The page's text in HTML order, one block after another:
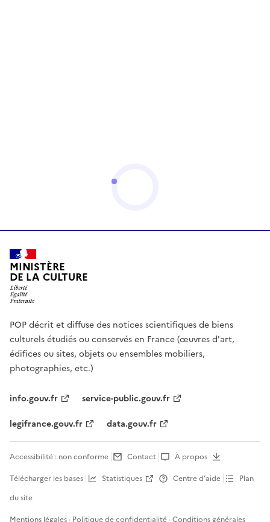
MINISTÈRE
DE LA CULTURE
POP décrit et diffuse des notices scientifiques de biens
culturels étudiés ou conservés en France (œuvres d'art,
édifices ou sites, objets ou ensembles mobiliers,
photographies, etc.)
info.gouv.fr
service-public.gouv.fr
legifrance.gouv.fr
data.gouv.fr
Accessibilité : non conforme Contact
À propos
Télécharger les bases
Statistiques Centre d’aide
Plan
du site
Mentions légales · Politique de confidentialité ·Conditions générales